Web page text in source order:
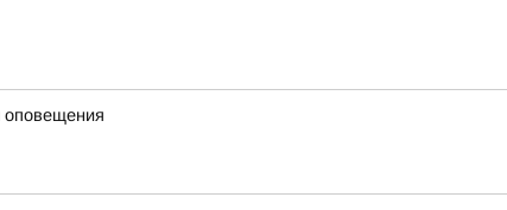
оповещения